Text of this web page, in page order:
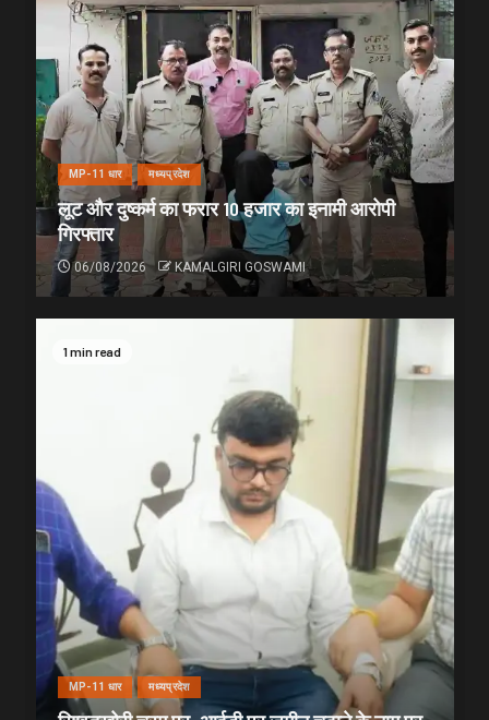
MP-11 धार मध्यप्रदेश
लूट और दुष्कर्म का फरार 10 हजार का इनामी आरोपी
गिरफ्तार
06/08/2026 KAMALGIRI GOSWAMI
1 min read
MP-11 धार मध्यप्रदेश